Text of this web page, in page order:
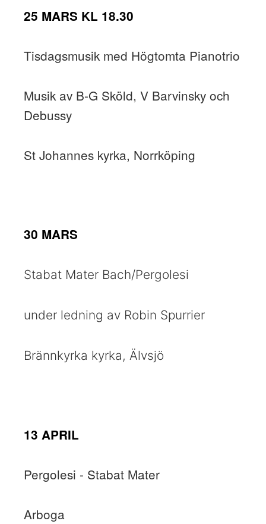
25 MARS KL 18.30
Tisdagsmusik med Högtomta Pianotrio
Musik av B-G Sköld, V Barvinsky och
Debussy
St Johannes kyrka, Norrköping
30 MARS
Stabat Mater Bach/Pergolesi
under ledning av Robin Spurrier
Brännkyrka kyrka, Älvsjö
13 APRIL
Pergolesi - Stabat Mater
Arboga